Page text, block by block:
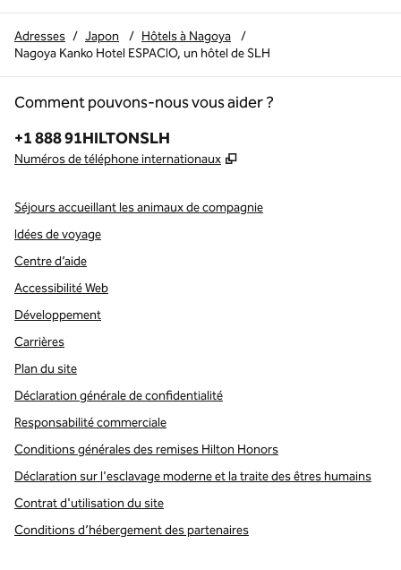
Adresses / Japon / Hôtels à Nagoya
/
Nagoya Kanko Hotel ESPACIO, un hôtel de SLH
Comment pouvons-nous vous aider ?
Téléphone :
+1 888 91HILTONSLH
Numéros de téléphone internationaux ,
Séjours accueillant les animaux de compagnie
Idées de voyage
Centre d’aide
Accessibilité Web
Développement
Carrières
Plan du site
Déclaration générale de confidentialité
Responsabilité commerciale
Conditions générales des remises Hilton Honors
Déclaration sur l'esclavage moderne et la traite des êtres humains
Contrat d'utilisation du site
Conditions d’hébergement des partenaires